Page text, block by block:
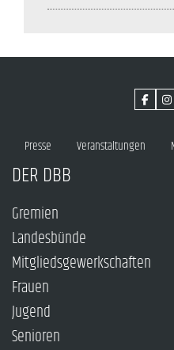
Presse Veranstaltungen
DER DBB
Gremien
Landesbünde
Mitgliedsgewerkschaften
Frauen
Jugend
Senioren